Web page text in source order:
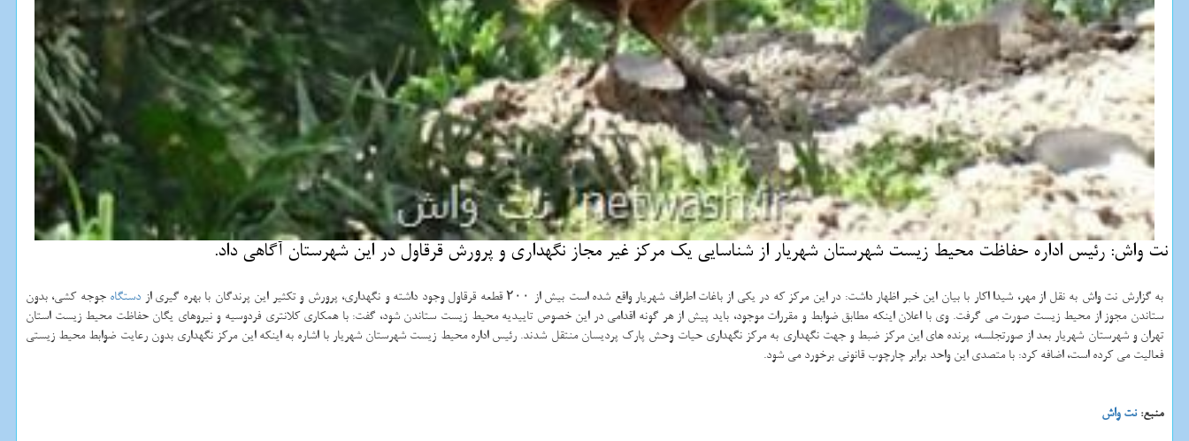
نت واش: رئیس اداره حفاظت محیط زیست شهرستان شهریار از شناسایی یك مركز غیر مجاز نگهداری و پرورش قرقاول در این شهرستان آگاهی داد.
به گزارش نت واش به نقل از مهر، شیدا اکار با بیان این خبر اظهار داشت: در این مرکز که در یکی از باغات اطراف شهریار واقع شده است بیش از ۲۰۰ قطعه قرقاول وجود داشته و نگهداری، پرورش و تکثیر این پرندگان با بهره گیری از دستگاه جوجه کشی، بدون
ستاندن مجوز از محیط زیست صورت می گرفت. وی با اعلان اینکه مطابق ضوابط و مقررات موجود، باید پیش از هر گونه اقدامی در این خصوص تاییدیه محیط زیست ستاندن شود، گفت: با همکاری کلانتری فردوسیه و نیروهای یگان حفاظت محیط زیست استان
تهران و شهرستان شهریار بعد از صورتجلسه، پرنده های این مرکز ضبط و جهت نگهداری به مرکز نگهداری حیات وحش پارک پردیسان منتقل شدند. رئیس اداره محیط زیست شهرستان شهریار با اشاره به اینکه این مرکز نگهداری بدون رعایت ضوابط محیط زیستی
فعالیت می کرده است، اضافه کرد: با متصدی این واحد برابر چارچوب قانونی برخورد می شود.
منبع:نت واش